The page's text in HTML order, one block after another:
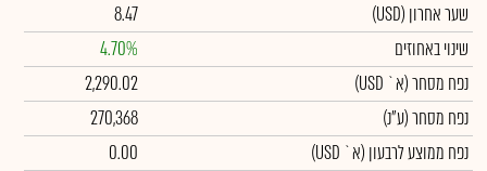
שער אחרון (USD)
8.47
שינוי באחוזים
4.70%
נפח מסחר(א` USD)
2,290.02
נפח מסחר(ע"נ)
270,368
נפח ממוצע לרבעון (א` USD)
0.00